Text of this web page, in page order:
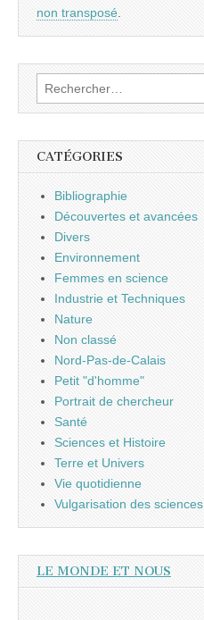
non transposé
Rechercher :
CATÉGORIES
Bibliographie
Découvertes et avancées
Divers
Environnement
Femmes en science
Industrie et Techniques
Nature
Non classé
Nord-Pas-de-Calais
Petit "d'homme"
Portrait de chercheur
Santé
Sciences et Histoire
Terre et Univers
Vie quotidienne
Vulgarisation des sciences
LE MONDE ET NOUS